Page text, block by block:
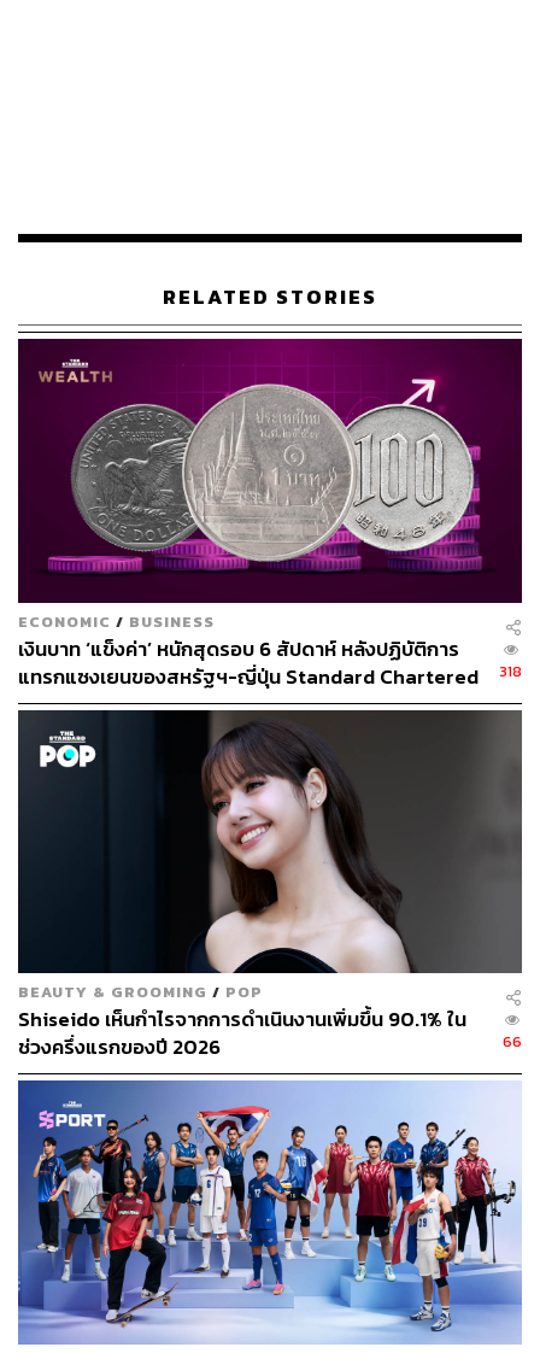
Kakeibo บังคับให้เราแยกแยะอย่างชัดเจนว่าเงินที่จ่ายไปเป็น
ความจริงว่าเงินของเรา ‘รั่ว’ ไปที่จุดไหน ทำให้รู้ทันทีว่าควร
ลดค่าใช้จ่ายอะไร
3. เปลี่ยนการตามแก้เป็น ‘การวางแผน’
Kakeibo ไม่ได้ให้เราจดบัญชีย้อนหลังอย่างเดียว แต่บังคับให้
เรา ‘ตั้งเป้าหมายเงินออม’ ตั้งแต่ต้นเดือนก่อน (Pay Yourself
First) จากนั้นจึงกำหนดงบที่ใช้ได้จริง ทำให้เราใช้เงินอย่างมี
กรอบ ไม่ใช่ใช้ไปเรื่อยๆ แล้วค่อยมาลุ้นตอนสิ้นเดือน
4 ขั้นตอนการทำ Kakeibo
วิธีการของ Kakeibo นั้นเรียบง่ายและเป็นระบบ โดยเน้นการ
วางแผนล่วงหน้า และทบทวนย้อนหลัง
1. การวางแผน (ช่วงต้นเดือน)
จดรายรับทั้งหมดที่เราจะได้รับในเดือนนี้ (เงินเดือน,
จดรายจ่ายคงที่ ที่ต้องจ่ายแน่นอน (ค่าเช่าบ้าน, ค่าผ่อน
รถ, ค่าโทรศัพท์, Netflix)
ตั้งเป้าหมายเงินออม
หักเงินส่วนนี้ออกไป ‘ก่อน’ (Pay
Yourself First)
เงินที่เหลืออยู่ = คือเงินที่เราสามารถ ‘ใช้ได้จริง’ ตลอด
ทั้งเดือน
2. แบ่งหมวดหมู่การใช้จ่าย (4 เสาหลัก)
Kakeibo จะแบ่งรายจ่าย ‘ที่ใช้ได้จริง’ (หลังจากหักเงินออม
และรายจ่ายคงที่แล้ว) ออกเป็น 4 หมวดหลัก เพื่อให้คุณรู้ว่า
เงินของเราไหลไปทางไหน
หมวดที่ 1: การอยู่รอด (Survival)– รายจ่ายจำเป็น เช่น
ค่าอาหาร (ที่ทำกินเอง), ค่าเดินทางไปทำงาน, ของใช้
ในบ้านที่จำเป็น
RELATED STORIES
ECONOMIC / BUSINESS
เงินบาท ‘แข็งค่า’ หนักสุดรอบ 6 สัปดาห์ หลังปฏิบัติการ
แทรกแซงเยนของสหรัฐฯ-ญี่ปุ่น Standard Chartered
เปิดเป้าสิ้นปีนี้จ่อแข็งต่อแตะ 32.50 บาทต่อดอลลาร์
318
BEAUTY & GROOMING / POP
Shiseido เห็นกำไรจากการดำเนินงานเพิ่มขึ้น 90.1% ใน
ช่วงครึ่งแรกของปี 2026
66